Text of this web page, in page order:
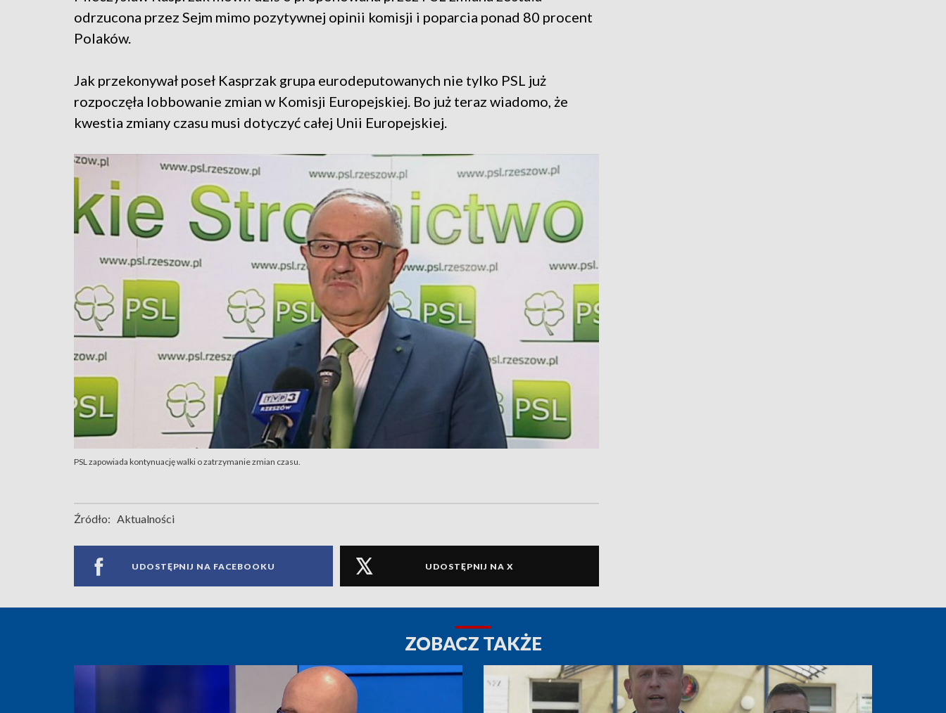
odrzucona przez Sejm mimo pozytywnej opinii komisji i poparcia ponad 80 procent
Polaków.
Jak przekonywał poseł Kasprzak grupa eurodeputowanych nie tylko PSL już
rozpoczęła lobbowanie zmian w Komisji Europejskiej. Bo już teraz wiadomo, że
kwestia zmiany czasu musi dotyczyć całej Unii Europejskiej.
PSL zapowiada kontynuację walki o zatrzymanie zmian czasu.
Źródło: Aktualności
UDOSTĘPNIJ NA FACEBOOKU UDOSTĘPNIJ NA X
ZOBACZ TAKŻE